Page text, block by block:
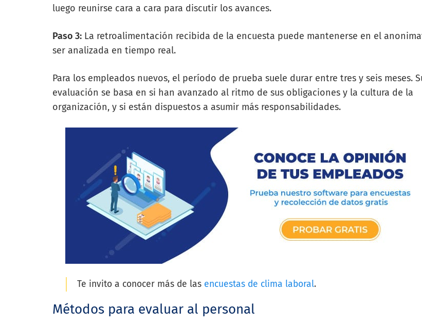
luego reunirse cara a cara para discutir los avances.
Paso 3: La retroalimentación recibida de la encuesta puede mantenerse en el
ser analizada en tiempo real.
Para los empleados nuevos, el período de prueba suele durar entre tres y seis meses.
evaluación se basa en si han avanzado al ritmo de sus obligaciones y la cultura de la
organización, y si están dispuestos a asumir más responsabilidades.
Te invito a conocer más de las encuestas de clima laboral.
Métodos para evaluar al personal